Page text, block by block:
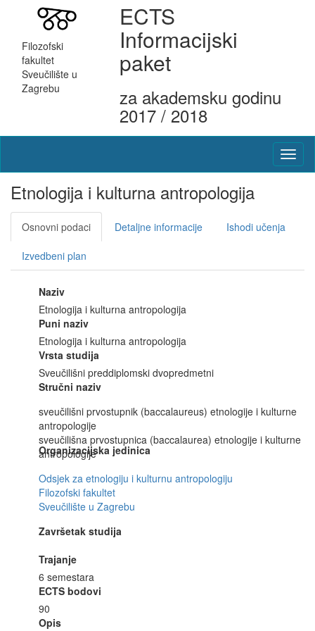
Filozofski
fakultet
Sveučilište u
Zagrebu
ECTS
Informacijski
paket
za akademsku godinu
2017 / 2018
Etnologija i kulturna antropologija
Osnovni podaci Detaljne informacije Ishodi učenja
Izvedbeni plan
Naziv
Etnologija i kulturna antropologija
Puni naziv
Etnologija i kulturna antropologija
Vrsta studija
Sveučilišni preddiplomski dvopredmetni
Stručni naziv
sveučilišni prvostupnik (baccalaureus) etnologije i kulturne
antropologije
sveučilišna prvostupnica (baccalaurea) etnologije i kulturne
antropologije
Organizacijska jedinica
Odsjek za etnologiju i kulturnu antropologiju
Filozofski fakultet
Sveučilište u Zagrebu
Završetak studija
Trajanje
6 semestara
ECTS bodovi
90
Opis